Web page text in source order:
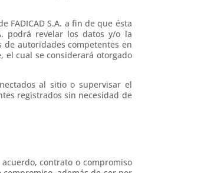
S.A. a fin de que ésta
podrá revelar los datos y/o la
autoridades competentes en
el cual se considerará otorgado
al sitio o supervisar el
registrados sin necesidad de
contrato o compromiso